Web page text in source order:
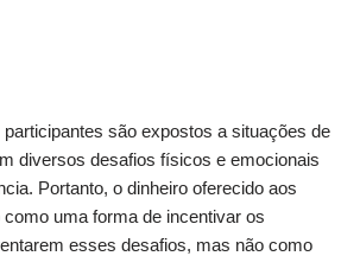
são expostos a situações de
diversos desafios físicos e emocionais
Portanto, o dinheiro oferecido aos
uma forma de incentivar os
esses desafios, mas não como